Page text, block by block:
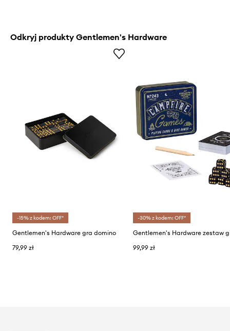
Odkryj produkty Gentlemen's Hardware
-15% z kodem: OFF*
Gentlemen's Hardware gra domino
79,99 zł
-30% z kodem: OFF*
99,99 zł